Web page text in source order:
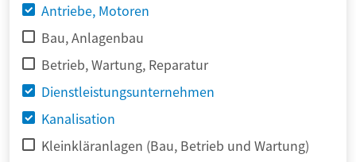
Antriebe, Motoren
Bau, Anlagenbau
Betrieb, Wartung, Reparatur
Dienstleistungsunternehmen
Kanalisation
Kleinkläranlagen (Bau, Betrieb und Wartung)